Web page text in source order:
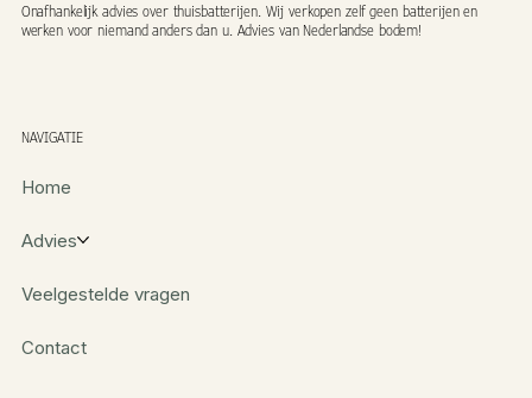
NAVIGATIE
Onafhankelijk advies over thuisbatterijen. Wij verkopen zelf geen batterijen en
werken voor niemand anders dan u. Advies van Nederlandse bodem!
Home
Advies
Veelgestelde vragen
Contact